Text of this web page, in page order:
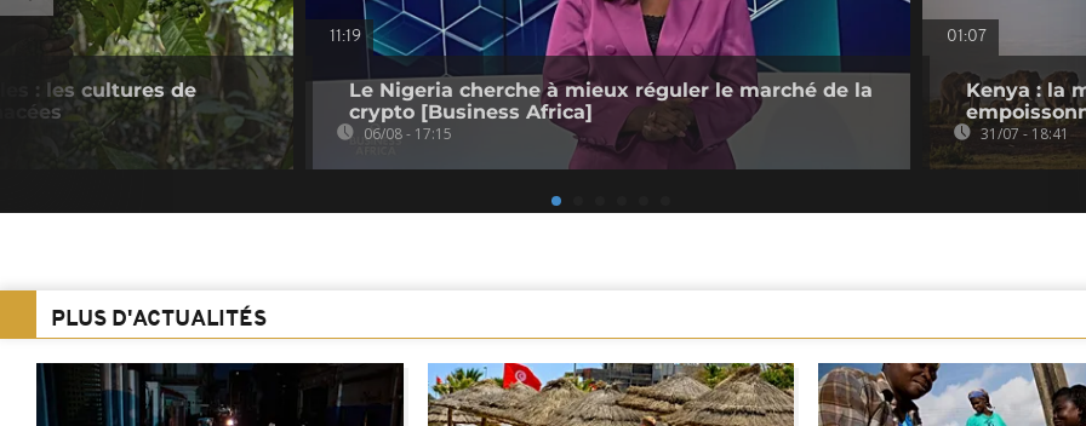
: les cultures de
11:19
Le Nigeria cherche à mieux réguler le marché de la
crypto [Business Africa]
06/08 - 17:15
01:07
Kenya : la
31/07 - 18:41
PLUS D'ACTUALITÉS